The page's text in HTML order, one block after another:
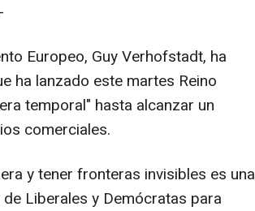
Europeo, Guy Verhofstadt, ha
ha lanzado este martes Reino
temporal" hasta alcanzar un
comerciales.
y tener fronteras invisibles es una
Liberales y Demócratas para